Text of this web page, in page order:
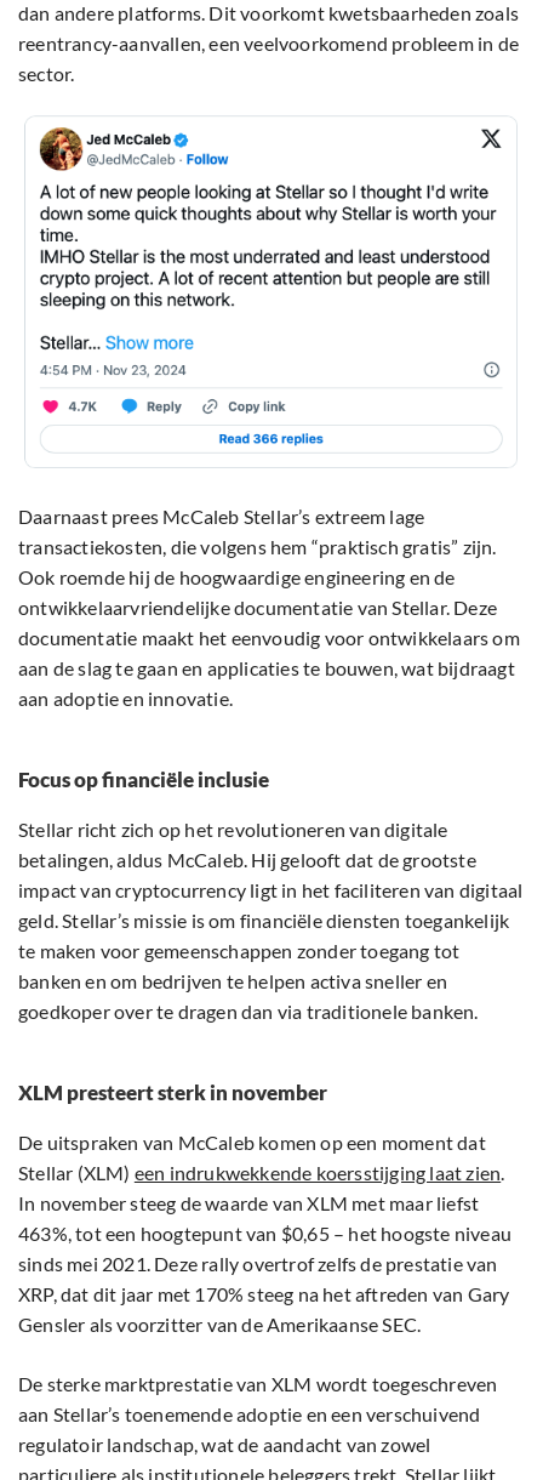
dan andere platforms. Dit voorkomt kwetsbaarheden zoals
reentrancy-aanvallen, een veelvoorkomend probleem in de
sector.
Daarnaast prees McCaleb Stellar’s extreem lage
transactiekosten, die volgens hem “praktisch gratis” zijn.
Ook roemde hij de hoogwaardige engineering en de
ontwikkelaarvriendelijke documentatie van Stellar. Deze
documentatie maakt het eenvoudig voor ontwikkelaars om
aan de slag te gaan en applicaties te bouwen, wat bijdraagt
aan adoptie en innovatie.
Focus op financiële inclusie
Stellar richt zich op het revolutioneren van digitale
betalingen, aldus McCaleb. Hij gelooft dat de grootste
impact van cryptocurrency ligt in het faciliteren van digitaal
geld. Stellar’s missie is om financiële diensten toegankelijk
te maken voor gemeenschappen zonder toegang tot
banken en om bedrijven te helpen activa sneller en
goedkoper over te dragen dan via traditionele banken.
XLM presteert sterk in november
De uitspraken van McCaleb komen op een moment dat
Stellar (XLM) een indrukwekkende koersstijging laat zien.
In november steeg de waarde van XLM met maar liefst
463%, tot een hoogtepunt van $0,65 – het hoogste niveau
sinds mei 2021. Deze rally overtrof zelfs de prestatie van
XRP, dat dit jaar met 170% steeg na het aftreden van Gary
Gensler als voorzitter van de Amerikaanse SEC.
De sterke marktprestatie van XLM wordt toegeschreven
aan Stellar’s toenemende adoptie en een verschuivend
regulatoir landschap, wat de aandacht van zowel
particuliere als institutionele beleggers trekt. Stellar lijkt